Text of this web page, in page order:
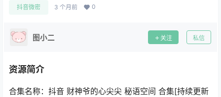
抖音微密 3 个月前 0
图小二 关注 私信
资源简介
合集名称：抖音 财神爷的心尖尖 秘语空间 合集[持续更新